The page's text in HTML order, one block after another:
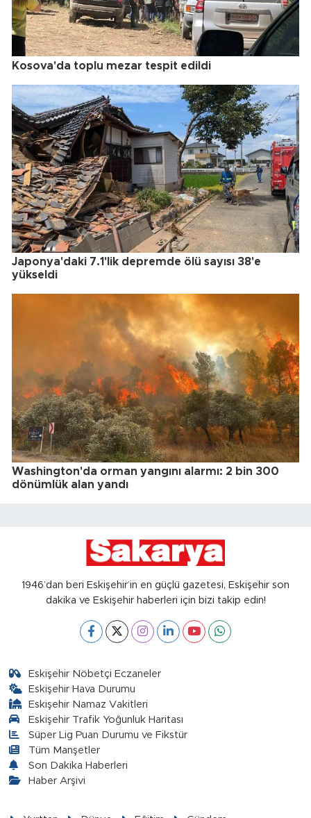
Kosova'da toplu mezar tespit edildi
Japonya'daki 7.1'lik depremde ölü sayısı 38'e
yükseldi
Washington'da orman yangını alarmı: 2 bin 300
dönümlük alan yandı
1946’dan beri Eskişehir’in en güçlü gazetesi, Eskişehir son
dakika ve Eskişehir haberleri için bizi takip edin!
Eskişehir Nöbetçi Eczaneler
Eskişehir Hava Durumu
Eskişehir Namaz Vakitleri
Eskişehir Trafik Yoğunluk Haritası
Süper Lig Puan Durumu ve Fikstür
Tüm Manşetler
Son Dakika Haberleri
Haber Arşivi